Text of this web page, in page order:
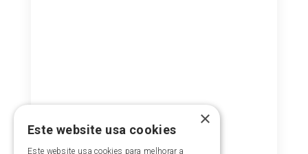
×
Este website usa cookies
Este website usa cookies para melhorar a